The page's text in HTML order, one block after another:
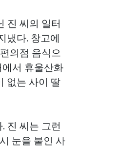
진 씨의 일터
냈다. 창고에
의점 음식으
서 휴울산화
없는 사이 딸
진 씨는 그런
눈을 붙인 사